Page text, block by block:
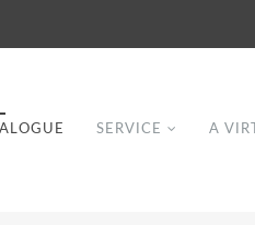
SERVICE A